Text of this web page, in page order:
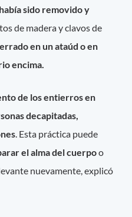
sido removido y
de madera y clavos de
en un ataúd o en
encima.
de los entierros en
decapitadas,
. Esta práctica puede
el alma del cuerpoo
nuevamente, explicó